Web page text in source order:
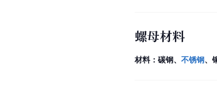
螺母材料
材料： 碳钢、 不锈钢、